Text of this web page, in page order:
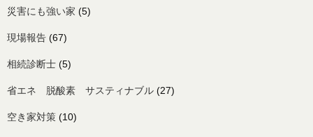
災害にも強い家 (5)
現場報告 (67)
相続診断士 (5)
省エネ 脱酸素 サスティナブル (27)
空き家対策 (10)